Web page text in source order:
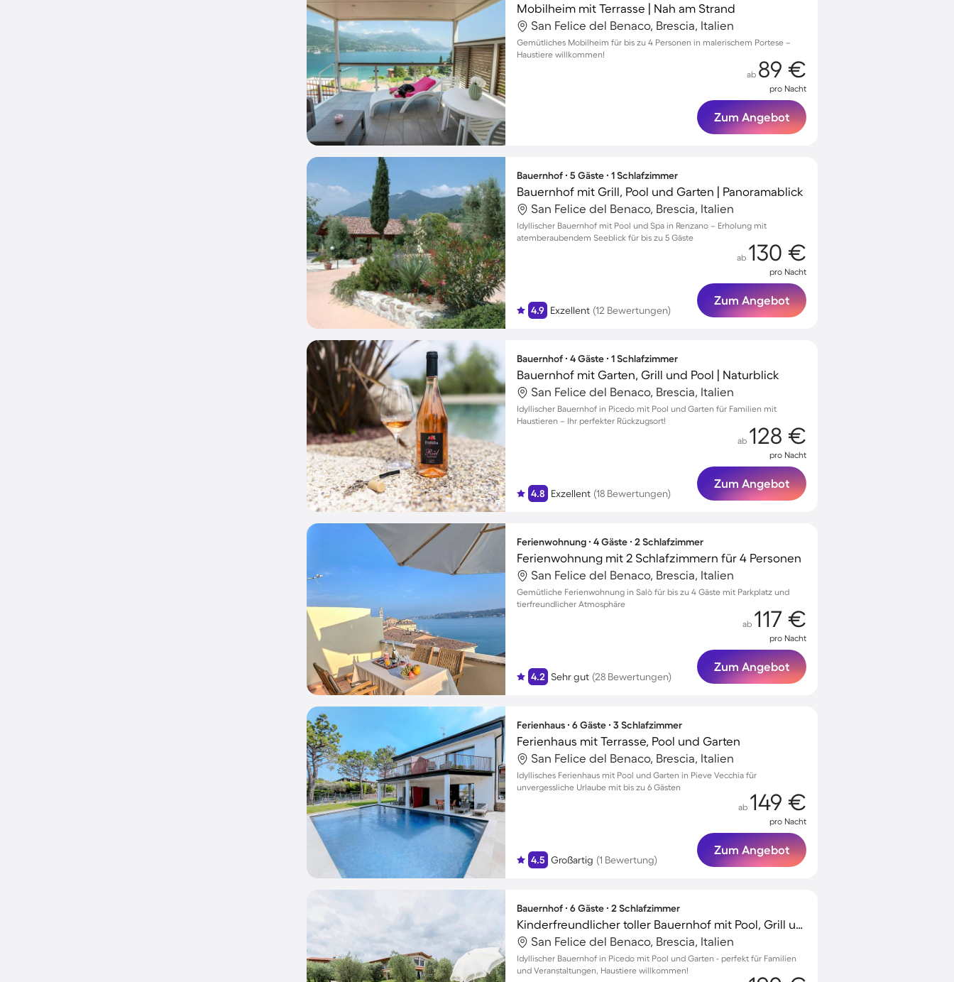
Mobilheim mit Terrasse | Nah am Strand
San Felice del Benaco, Brescia, Italien
Gemütliches Mobilheim für bis zu 4 Personen in malerischem Portese –
Haustiere willkommen!
ab 89 €
pro Nacht
Zum Angebot
Bauernhof ∙ 5 Gäste ∙ 1 Schlafzimmer
Bauernhof mit Grill, Pool und Garten | Panoramablick
San Felice del Benaco, Brescia, Italien
Idyllischer Bauernhof mit Pool und Spa in Renzano – Erholung mit
atemberaubendem Seeblick für bis zu 5 Gäste
4.9 Exzellent (12 Bewertungen)
ab 130 €
pro Nacht
Zum Angebot
Bauernhof ∙ 4 Gäste ∙ 1 Schlafzimmer
Bauernhof mit Garten, Grill und Pool | Naturblick
San Felice del Benaco, Brescia, Italien
Idyllischer Bauernhof in Picedo mit Pool und Garten für Familien mit
Haustieren – Ihr perfekter Rückzugsort!
4.8 Exzellent (18 Bewertungen)
ab 128 €
pro Nacht
Zum Angebot
Ferienwohnung ∙ 4 Gäste ∙ 2 Schlafzimmer
Ferienwohnung mit 2 Schlafzimmern für 4 Personen
San Felice del Benaco, Brescia, Italien
Gemütliche Ferienwohnung in Salò für bis zu 4 Gäste mit Parkplatz und
tierfreundlicher Atmosphäre
4.2 Sehr gut (28 Bewertungen)
ab 117 €
pro Nacht
Zum Angebot
Ferienhaus ∙ 6 Gäste ∙ 3 Schlafzimmer
Ferienhaus mit Terrasse, Pool und Garten
San Felice del Benaco, Brescia, Italien
Idyllisches Ferienhaus mit Pool und Garten in Pieve Vecchia für
unvergessliche Urlaube mit bis zu 6 Gästen
4.5 Großartig (1 Bewertung)
ab 149 €
pro Nacht
Zum Angebot
Bauernhof ∙ 6 Gäste ∙ 2 Schlafzimmer
Kinderfreundlicher toller Bauernhof mit Pool, Grill und Garten | Panoramablick | Haustiere erlaubt
San Felice del Benaco, Brescia, Italien
Idyllischer Bauernhof in Picedo mit Pool und Garten - perfekt für Familien
und Veranstaltungen, Haustiere willkommen!